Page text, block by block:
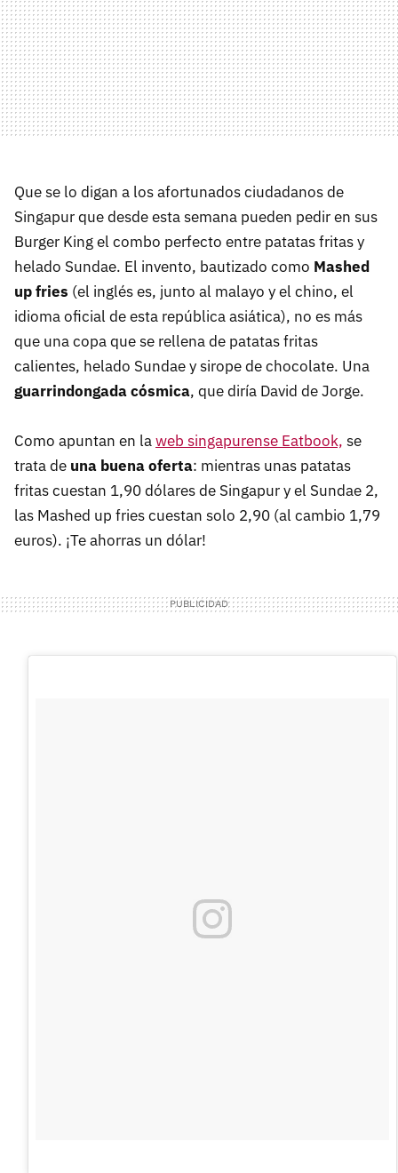
Que se lo digan a los afortunados ciudadanos de
Singapur que desde esta semana pueden pedir en sus
Burger King el combo perfecto entre patatas fritas y
helado Sundae. El invento, bautizado como Mashed
up fries (el inglés es, junto al malayo y el chino, el
idioma oficial de esta república asiática), no es más
que una copa que se rellena de patatas fritas
calientes, helado Sundae y sirope de chocolate. Una
guarrindongada cósmica, que diría David de Jorge.
Como apuntan en laweb singapurense Eatbook, se
trata de una buena oferta: mientras unas patatas
fritas cuestan 1,90 dólares de Singapur y el Sundae 2,
las Mashed up fries cuestan solo 2,90 (al cambio 1,79
euros). ¡Te ahorras un dólar!